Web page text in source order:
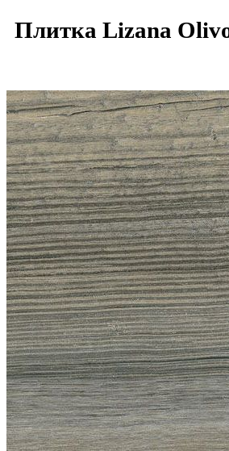
Плитка Lizana